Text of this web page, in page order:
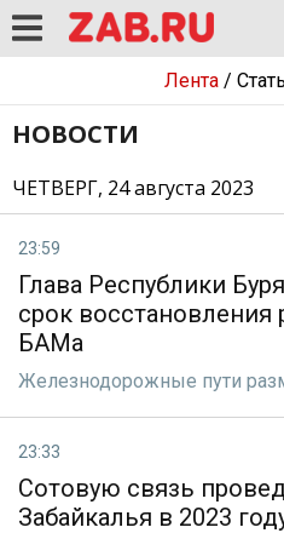
Лента/
НОВОСТИ
ЧЕТВЕРГ, 24 августа 2023
23:59
Глава Республики
срок восстановления
БАМа
Железнодорожные пути
23:33
Сотовую связь
Забайкалья в 2023